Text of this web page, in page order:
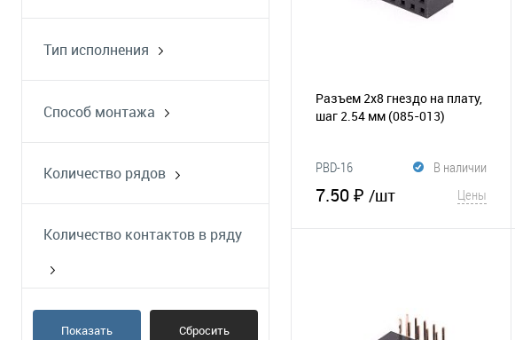
Тип исполнения
Способ монтажа
Количество рядов
Количество контактов в ряду
Показать Сбросить
Разъем 2х8 гнездо на плату,
шаг 2.54 мм (085-013)
В наличии
PBD-16
7.50 ₽ /шт Цены